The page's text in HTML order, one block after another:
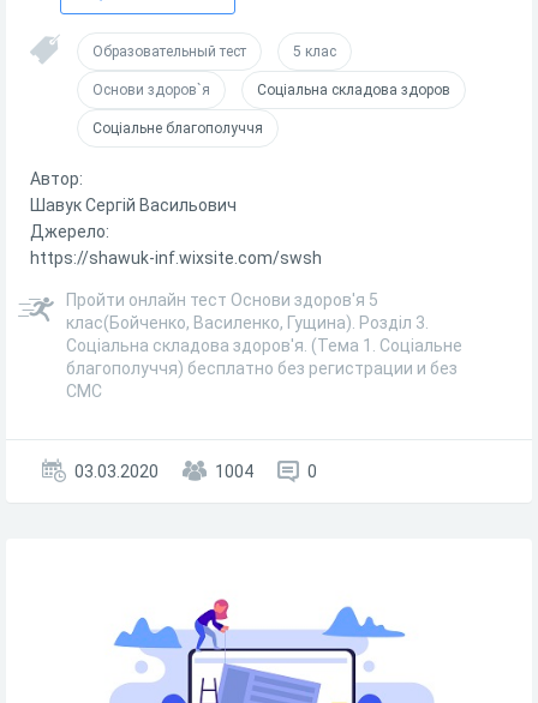
Образовательный тест 5 клас
Основи здоров`я Соціальна складова здоров
Соціальне благополуччя
Автор:
Шавук Сергій Васильович
Джерело:
https://shawuk-inf.wixsite.com/swsh
Пройти онлайн тест Основи здоров'я 5
клас(Бойченко, Василенко, Гущина). Розділ 3.
Соціальна складова здоров'я. (Тема 1. Соціальне
благополуччя) бесплатно без регистрации и без
СМС
03.03.2020 1004 0